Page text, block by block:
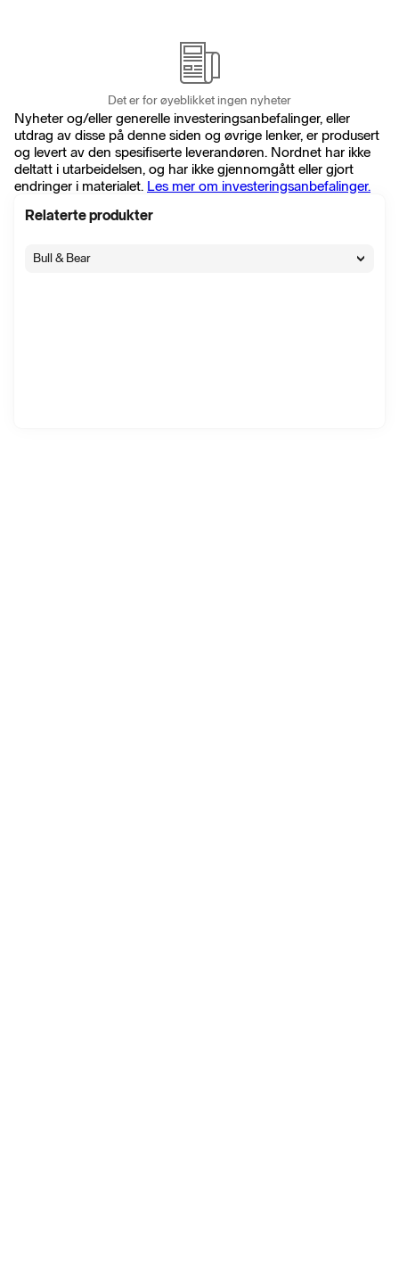
Det er for øyeblikket ingen nyheter
Nyheter og/eller generelle investeringsanbefalinger, eller
utdrag av disse på denne siden og øvrige lenker, er produsert
og levert av den spesifiserte leverandøren. Nordnet har ikke
deltatt i utarbeidelsen, og har ikke gjennomgått eller gjort
endringer i materialet. Les mer om investeringsanbefalinger.
Relaterte produkter
Bull & Bear